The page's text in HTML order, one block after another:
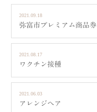
2021.09.18
弥富市プレミアム商品券
2021.08.17
ワクチン接種
2021.06.03
アレンジヘア